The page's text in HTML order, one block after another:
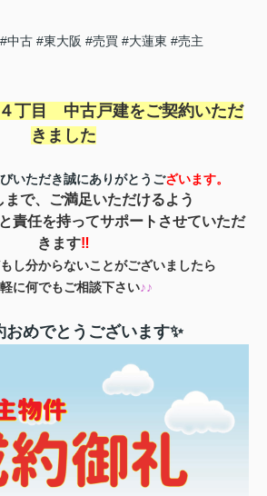
#中古 #東大阪 #売買 #大蓮東 #売主
丁目 中古戸建をご契約いただ
きました
いただき誠にありがとうございます。
まで、ご満足いただけるよう
責任を持ってサポートさせていただ
きます‼
し分からないことがございましたら
に何でもご相談下さい♪♪
おめでとうございます✨